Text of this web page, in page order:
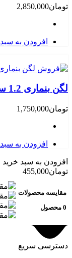
تومان2,850,000
افزودن به سبد
لگن بنماری 1.2 سایز 15 ویکتور
تومان1,750,000
افزودن به سبد
افزودن به سبد خرید
تومان455,000
مقایسه محصولات
0 محصول
دسترسی سریع